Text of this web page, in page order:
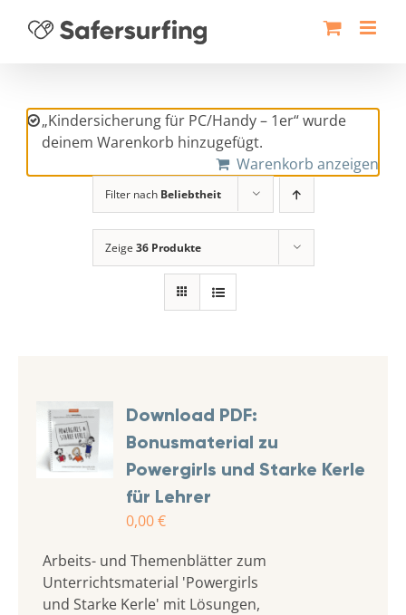
Inhalt
„Kindersicherung für PC/Handy – 1er“ wurde
deinem Warenkorb hinzugefügt.
Warenkorb anzeigen
Filter nach Beliebtheit
Zeige 36 Produkte
Download PDF:
Bonusmaterial zu
Powergirls und Starke Kerle
für Lehrer
0,00€
Arbeits- und Themenblätter zum
Unterrichtsmaterial 'Powergirls
und Starke Kerle' mit Lösungen,